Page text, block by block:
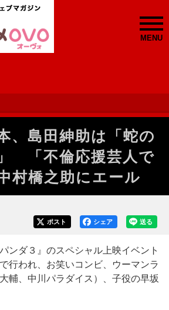
MENU
、島田紳助は「蛇の
「不倫応援芸人で
村橋之助にエール
送る
シェア
ポスト
ンダ３』のスペシャル上映イベント
行われ、お笑いコンビ、ウーマンラ
輔、中川パラダイス）、子役の早坂